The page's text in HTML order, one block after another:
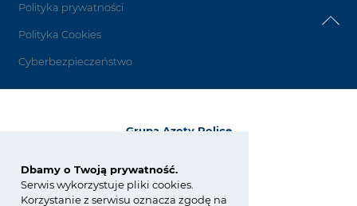
Dbamy o Twoją prywatność.
Serwis wykorzystuje pliki cookies.
Korzystanie z serwisu oznacza zgodę na
Polityka prywatności
Polityka Cookies
Cyberbezpieczeństwo
Grupa Azoty Police
ul. Kuźnicka 1
tel.:+48 91 317 17 17